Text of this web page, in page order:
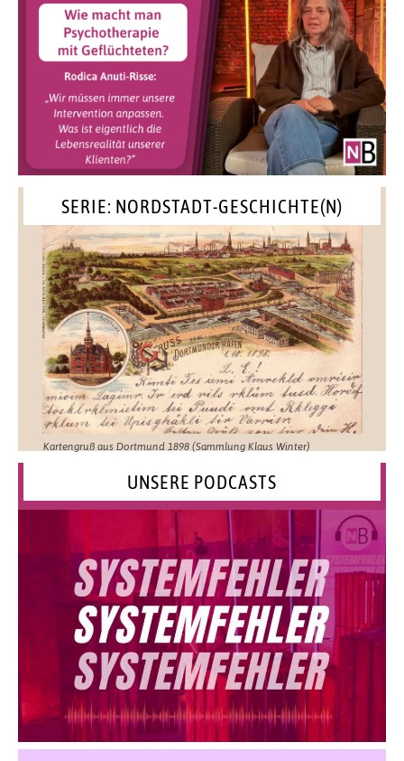
SERIE: NORDSTADT-GESCHICHTE(N)
Kartengruß aus Dortmund 1898 (Sammlung Klaus Winter)
UNSERE PODCASTS